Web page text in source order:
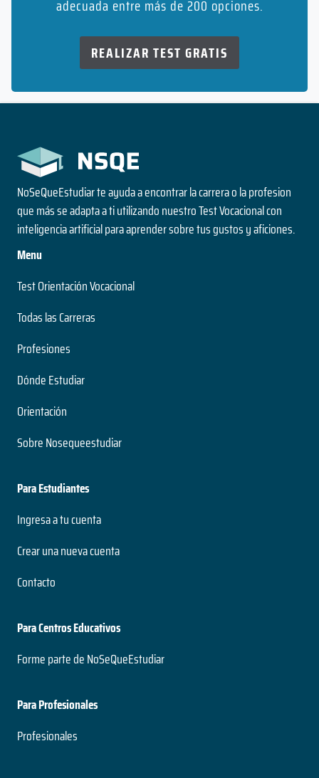
adecuada entre más de 200 opciones.
REALIZAR TEST GRATIS
NoSeQueEstudiar te ayuda a encontrar la carrera o la profesion
que más se adapta a ti utilizando nuestro Test Vocacional con
inteligencia artificial para aprender sobre tus gustos y aficiones.
Menu
Test Orientación Vocacional
Todas las Carreras
Profesiones
Dónde Estudiar
Orientación
Sobre Nosequeestudiar
Para Estudiantes
Ingresa a tu cuenta
Crear una nueva cuenta
Contacto
Para Centros Educativos
Forme parte de NoSeQueEstudiar
Para Profesionales
Profesionales